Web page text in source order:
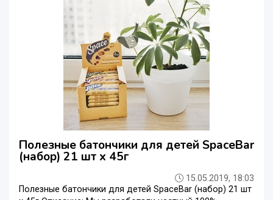
Полезные батончики для детей SpaceBar
(набор) 21 шт x 45г
15.05.2019, 18:03
Полезные батончики для детей SpaceBar (набор) 21 шт